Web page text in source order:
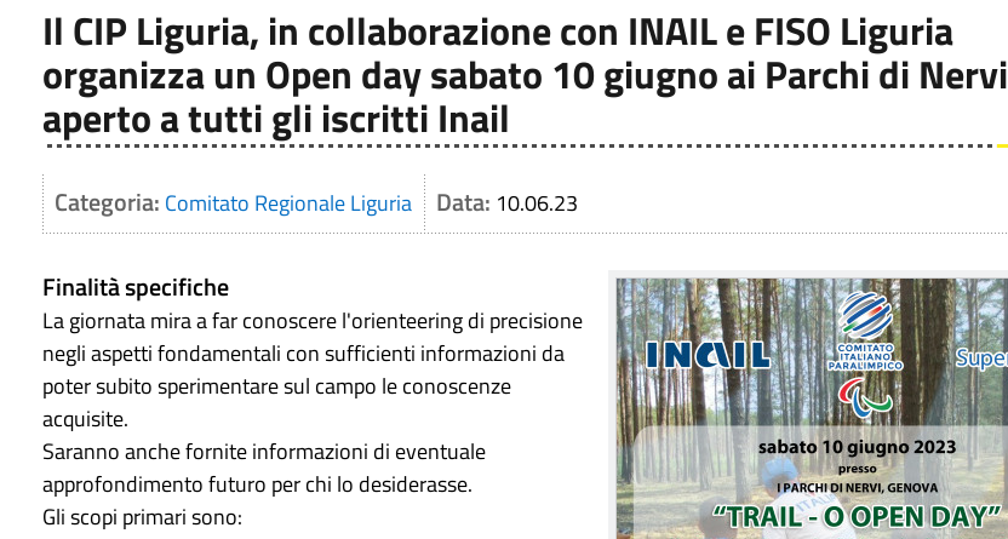
Il CIP Liguria, in collaborazione con INAIL e FISO Liguria
organizza un Open day sabato 10 giugno ai Parchi di Nervi
aperto a tutti gli iscritti Inail
Categoria: Comitato Regionale Liguria Data: 10.06.23
Finalità specifiche
La giornata mira a far conoscere l'orienteering di precisione
negli aspetti fondamentali con sufficienti informazioni da
poter subito sperimentare sul campo le conoscenze
acquisite.
Saranno anche fornite informazioni di eventuale
approfondimento futuro per chi lo desiderasse.
Gli scopi primari sono: